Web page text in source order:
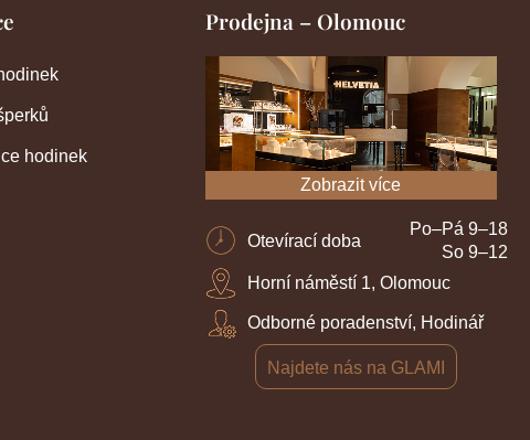
hodinek
Prodejna – Olomouc
Zobrazit více
Otevírací doba
Po–Pá 9–18
So 9–12
Horní náměstí 1, Olomouc
Odborné poradenství, Hodinář
Najdete nás na GLAMI